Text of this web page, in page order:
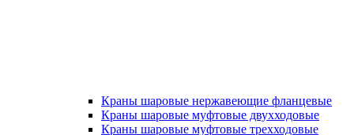
Краны шаровые нержавеющие фланцевые
Краны шаровые муфтовые двухходовые
Краны шаровые муфтовые трехходовые